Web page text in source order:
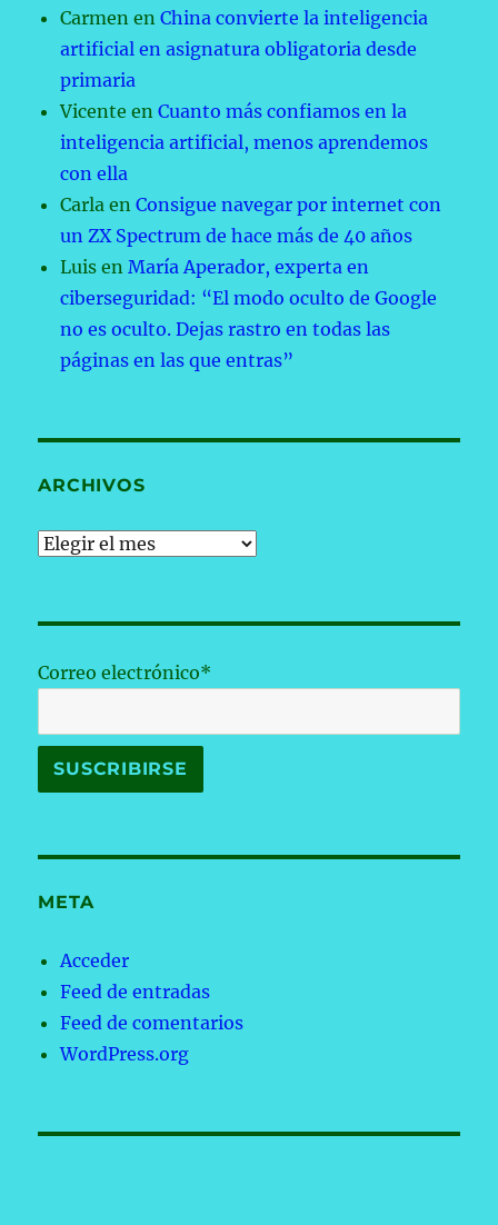
Carmen enChina convierte la inteligencia
artificial en asignatura obligatoria desde
primaria
Vicente enCuanto más confiamos en la
inteligencia artificial, menos aprendemos
con ella
Carla enConsigue navegar por internet con
un ZX Spectrum de hace más de 40 años
Luis enMaría Aperador, experta en
ciberseguridad: “El modo oculto de Google
no es oculto. Dejas rastro en todas las
páginas en las que entras”
ARCHIVOS
Archivos
Correo electrónico*
META
Acceder
Feed de entradas
Feed de comentarios
WordPress.org